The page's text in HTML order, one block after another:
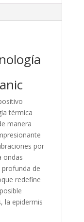
térmica
manera
por
ondas
profunda de
redefine
la epidermis